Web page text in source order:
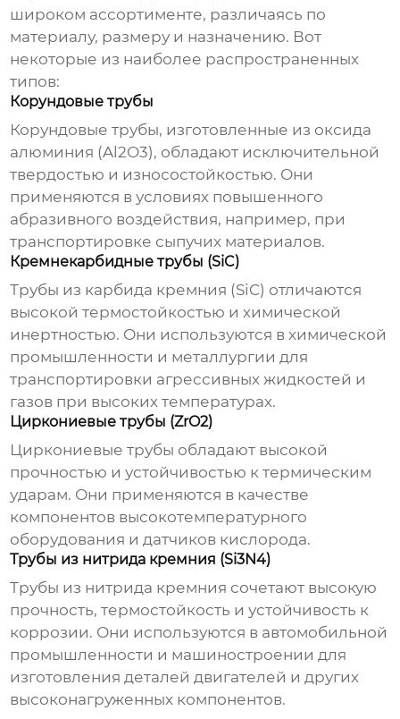
широком ассортименте, различаясь по
материалу, размеру и назначению. Вот
некоторые из наиболее распространенных
типов:
Корундовые трубы
Корундовые трубы, изготовленные из оксида
алюминия (Al2O3), обладают исключительной
твердостью и износостойкостью. Они
применяются в условиях повышенного
абразивного воздействия, например, при
транспортировке сыпучих материалов.
Кремнекарбидные трубы (SiC)
Трубы из карбида кремния (SiC) отличаются
высокой термостойкостью и химической
инертностью. Они используются в химической
промышленности и металлургии для
транспортировки агрессивных жидкостей и
газов при высоких температурах.
Циркониевые трубы (ZrO2)
Циркониевые трубы обладают высокой
прочностью и устойчивостью к термическим
ударам. Они применяются в качестве
компонентов высокотемпературного
оборудования и датчиков кислорода.
Трубы из нитрида кремния (Si3N4)
Трубы из нитрида кремния сочетают высокую
прочность, термостойкость и устойчивость к
коррозии. Они используются в автомобильной
промышленности и машиностроении для
изготовления деталей двигателей и других
высоконагруженных компонентов.